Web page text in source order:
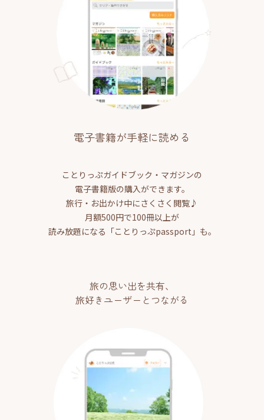
電子書籍が手軽に読める
ことりっぷガイドブック・マガジンの
電子書籍版の購入ができます。
旅行・お出かけ中にさくさく閲覧♪
月額500円で100冊以上が
読み放題になる「ことりっぷpassport」も。
旅の思い出を共有、
旅好きユーザーとつながる